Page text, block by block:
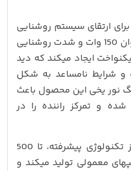
ارتقای سیستم روشنایی
خودرو است. این هدلایت با توان 150 وات و شدت روشنایی
یکنواخت ایجاد میکند که دید
و شرایط نامساعد به شکل
نور یخی این محصول باعث
و تمرکز راننده را در
هدلایت پرایم با بهره‌ گیری از تکنولوژی پیشرفته، تا 500
معمولی تولید میکند و